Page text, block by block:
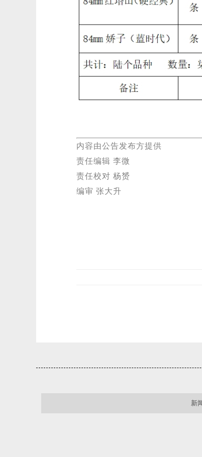
内容由公告发布方提供
责任编辑 李微
责任校对 杨赟
编审 张大升
新